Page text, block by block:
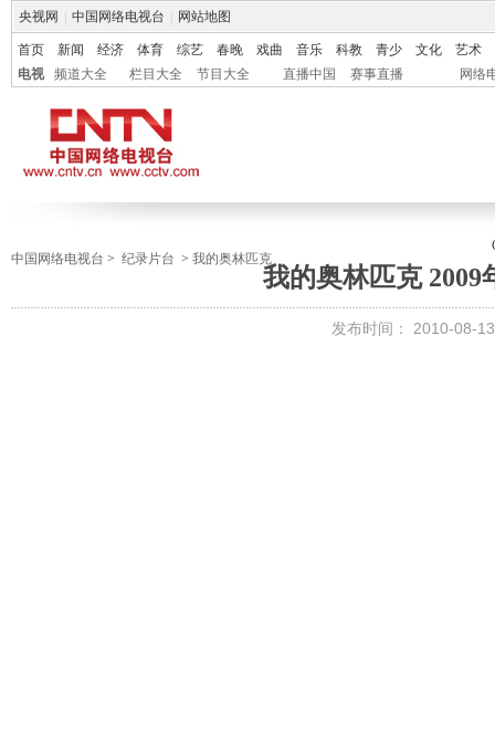
央视网 中国网络电视台 网站地图
首页 新闻 经济 体育 综艺 春晚 戏曲 音乐 科教 青少 文化
艺术
电视
频道大全 栏目大全 节目大全 直播中国 赛事直播 网络
中国网络电视台 > 纪录片台 > 我的奥林匹克
我的奥林匹克 2009
发布时间： 2010-08-